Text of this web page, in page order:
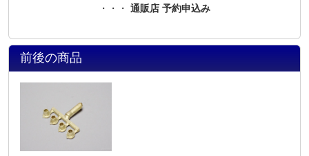
・・・ 通販店 予約申込み
前後の商品